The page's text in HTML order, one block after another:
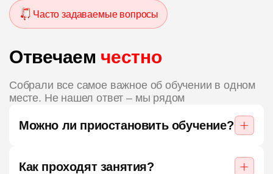
Часто задаваемые вопросы
Отвечаем честно
Собрали все самое важное об обучении в одном
месте. Не нашел ответ – мы рядом
Можно ли приостановить обучение?
Как проходят занятия?